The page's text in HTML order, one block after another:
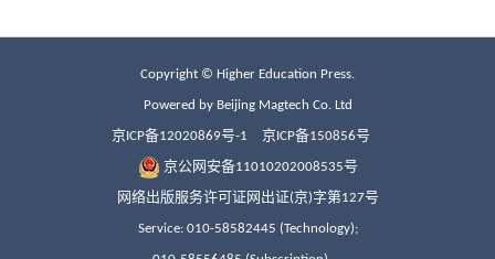
Copyright © Higher Education Press.
Powered by Beijing Magtech Co. Ltd
京ICP备12020869号-1 京ICP备150856号
京公网安备11010202008535号
网络出版服务许可证网出证(京)字第127号
Service: 010-58582445 (Technology);